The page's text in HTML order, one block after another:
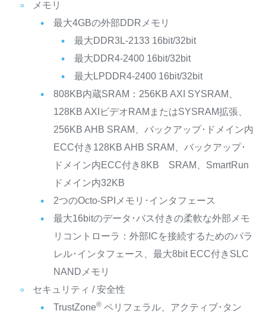
メモリ
最大4GBの外部DDRメモリ
最大DDR3L-2133 16bit/32bit
最大DDR4-2400 16bit/32bit
最大LPDDR4-2400 16bit/32bit
808KB内蔵SRAM：256KB AXI SYSRAM、
128KB AXIビデオRAMまたはSYSRAM拡張、
256KB AHB SRAM、バックアップ･ドメイン内
ECC付き128KB AHB SRAM、バックアップ･
ドメイン内ECC付き8KB SRAM、SmartRun
ドメイン内32KB
2つのOcto-SPIメモリ･インタフェース
最大16bitのデータ･バス付きの柔軟な外部メモ
リコントローラ：外部ICを接続するためのパラ
レル･インタフェース、最大8bit ECC付きSLC
NANDメモリ
セキュリティ / 安全性
TrustZone®ペリフェラル、アクティブ･タン